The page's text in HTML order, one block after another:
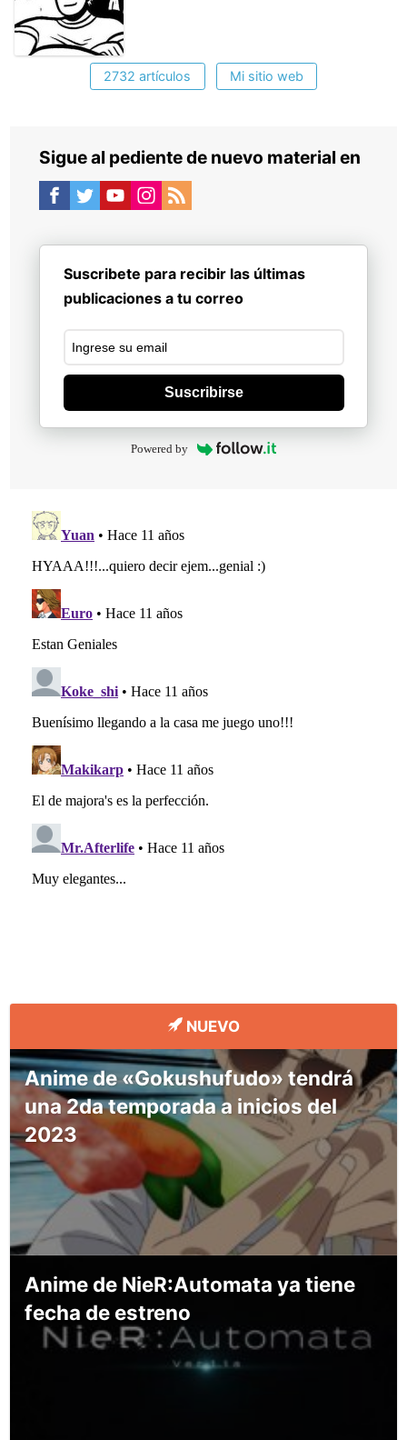
2732 artículos Mi sitio web
Sigue al pediente de nuevo material en
Suscribete para recibir las últimas
publicaciones a tu correo
Suscribirse
Powered by
NUEVO
Anime de «Gokushufudo» tendrá
una 2da temporada a inicios del
2023
Anime de NieR:Automata ya tiene
fecha de estreno